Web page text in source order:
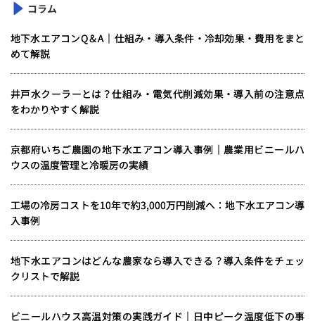
コラム
地下水エアコンQ＆A｜仕組み・導入条件・冷却効果・費用をまと
めて解説
井戸水クーラーとは？仕組み・電気代削減効果・導入前の注意点
をわかりやすく解説
京都府いちご農園の地下水エアコン導入事例｜農業用ビニールハ
ウスの温度管理と冷暖房の実績
工場の冷房コストを10年で約3,000万円削減へ：地下水エアコン導
入事例
地下水エアコンはどんな農家なら導入できる？導入条件をチェッ
クリストで解説
ビニールハウス高温対策の実践ガイド｜日中ピーク温度低下の事